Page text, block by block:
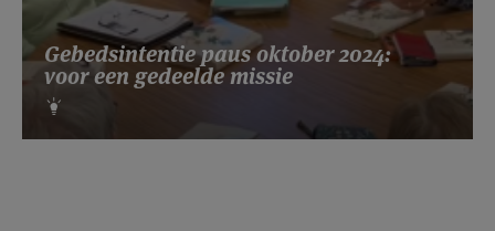
Gebedsintentie paus oktober 2024:
voor een gedeelde missie